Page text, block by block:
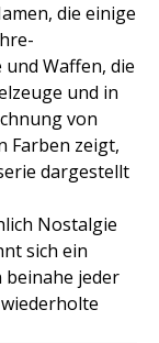
die einige
Waffen, die
und in
von
Farben zeigt,
dargestellt
Nostalgie
sich ein
jeder